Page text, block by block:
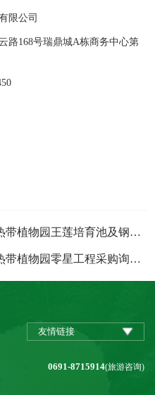
限公司
路168号瑞鼎城A栋商务中心第
上一篇：中国科学院西双版纳热带植物园王莲培育池及钢架温棚工程成交公示
下一篇：中国科学院西双版纳热带植物园零星工程采购询价邀请函（代询价公告）
友情链接
0691-8715914(旅游咨询)